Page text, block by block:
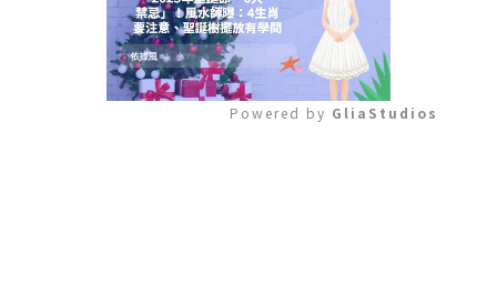
Powered by GliaStudios